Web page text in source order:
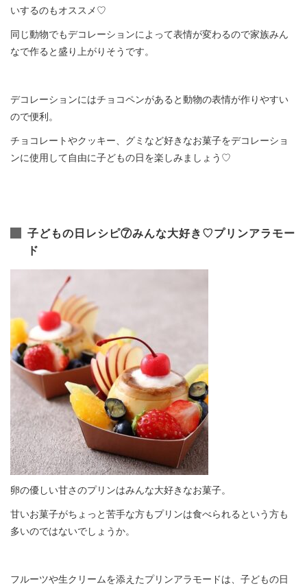
いするのもオススメ♡
同じ動物でもデコレーションによって表情が変わるので家族みん
なで作ると盛り上がりそうです。
デコレーションにはチョコペンがあると動物の表情が作りやすい
ので便利。
チョコレートやクッキー、グミなど好きなお菓子をデコレーショ
ンに使用して自由に子どもの日を楽しみましょう♡
子どもの日レシピ⑦みんな大好き♡プリンアラモー
ド
卵の優しい甘さのプリンはみんな大好きなお菓子。
甘いお菓子がちょっと苦手な方もプリンは食べられるという方も
多いのではないでしょうか。
フルーツや生クリームを添えたプリンアラモードは、子どもの日